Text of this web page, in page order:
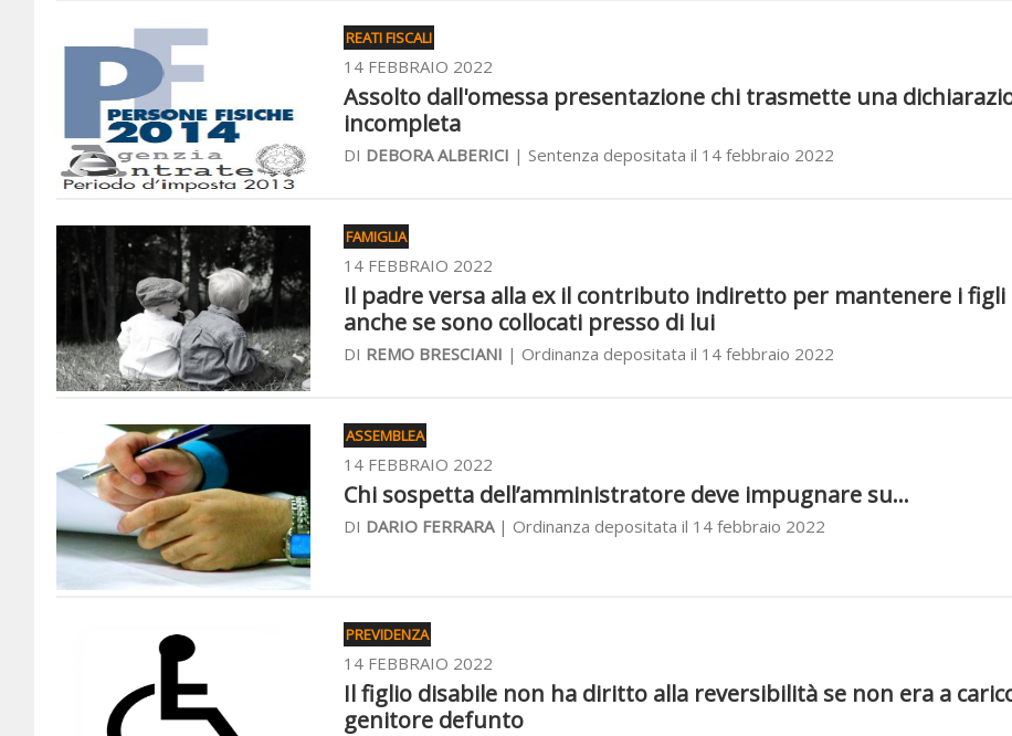
REATI FISCALI
14 FEBBRAIO 2022
Assolto dall'omessa presentazione chi trasmette una
incompleta
DI DEBORA ALBERICI | Sentenza depositata il 14 febbraio 2022
FAMIGLIA
14 FEBBRAIO 2022
Il padre versa alla ex il contributo indiretto per mantenere i figli
anche se sono collocati presso di lui
DI REMO BRESCIANI | Ordinanza depositata il 14 febbraio 2022
ASSEMBLEA
14 FEBBRAIO 2022
Chi sospetta dell’amministratore deve impugnare su...
DI DARIO FERRARA| Ordinanza depositata il 14 febbraio 2022
PREVIDENZA
14 FEBBRAIO 2022
Il figlio disabile non ha diritto alla reversibilità se non era a
genitore defunto